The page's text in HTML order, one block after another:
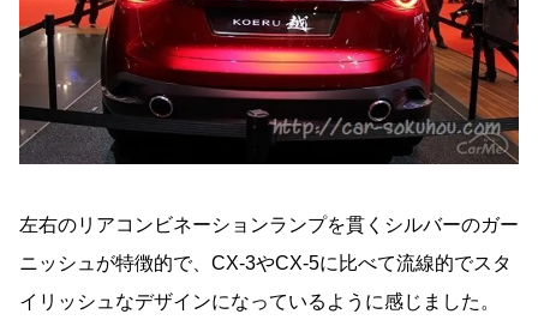
左右のリアコンビネーションランプを貫くシルバーのガー
ニッシュが特徴的で、CX-3やCX-5に比べて流線的でスタ
イリッシュなデザインになっているように感じました。